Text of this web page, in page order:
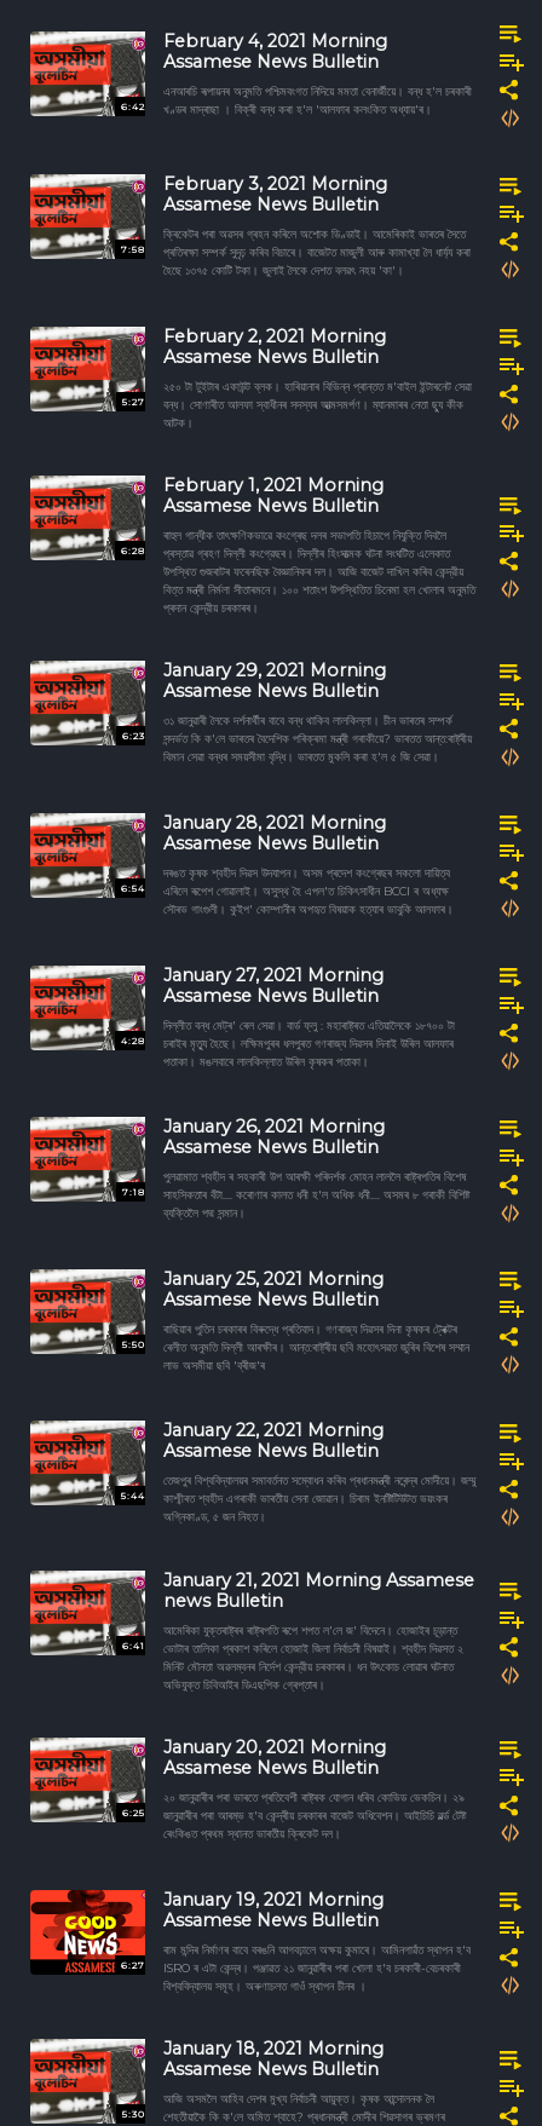
6:42
February 4, 2021 Morning
Assamese News Bulletin
এনআৰচি ৰূপায়নৰ অনুমতি পশ্চিমবংগত নিদিয়ে মমতা বেনাৰ্জীয়ে। বন্ধ হ'ল চৰকাৰী
খণ্ডৰ মাদ্ৰাছা । বিক্ৰী বন্ধ কৰা হ'ল 'আলফাৰ কলংকিত অধ্যায়'ৰ।
7:58
February 3, 2021 Morning
Assamese News Bulletin
ক্ৰিকেটৰ পৰা অৱসৰ গ্ৰহন কৰিলে অশোক ডিণ্ডাই। আমেৰিকাই ভাৰতৰ সৈতে
প্ৰতিৰক্ষা সম্পৰ্ক সুদৃঢ় কৰিব বিচাৰে। বাজেটত মাজুলী আৰু কামাখ্যা লৈ ধাৰ্য্য কৰা
হৈছে ১৩৭৫ কোটি টকা। জুলাই লৈকে দেশত বলৱৎ নহয় 'কা'।
5:27
February 2, 2021 Morning
Assamese News Bulletin
২৫০ টা টুইটাৰ একাউন্ট ব্লক। হাৰিয়ানাৰ বিভিন্ন প্ৰান্তত ম'বাইল ইন্টাৰনেট সেৱা
বন্ধ। সোণাৰীত আলফা স্বাধীনৰ সদস্যৰ আত্মসমর্পণ। ম্যানমাৰৰ নেতা ছ্যু কীক
আটক।
6:28
February 1, 2021 Morning
Assamese News Bulletin
ৰাহুল গান্ধীক তাৎক্ষণিকভাৱে কংগ্ৰেছ দলৰ সভাপতি হিচাপে নিযুক্তি দিবলৈ
প্ৰস্তাৱ গ্ৰহণ দিল্লী কংগ্রেছৰ। দিল্লীৰ হিংসাত্মক ঘটনা সংঘটিত এলেকাত
উপস্থিত গুজৰাটৰ ফৰেনছিক বৈজ্ঞানিকৰ দল। আজি বাজেট দাখিল কৰিব কেন্দ্রীয়
বিত্ত মন্ত্ৰী নিৰ্মলা সীতাৰমনে। ১০০ শতাংশ উপস্থিতিত চিনেমা হল খোলাৰ অনুমতি
প্ৰদান কেন্দ্রীয় চৰকাৰৰ।
6:23
January 29, 2021 Morning
Assamese News Bulletin
৩১ জানুৱাৰী লৈকে দৰ্শনাৰ্থীৰ বাবে বন্ধ থাকিব লালকিল্লা। চীন ভাৰতৰ সম্পর্ক
সন্দৰ্ভত কি ক'লে ভাৰতৰ বৈদেশিক পৰিক্ৰমা মন্ত্ৰী গৰাকীয়ে? ভাৰতত আন্ত:ৰাষ্ট্ৰীয়
বিমান সেৱা বন্ধৰ সময়সীমা বৃদ্ধি। ভাৰতত মুকলি কৰা হ'ল ৫ জি সেৱা।
6:54
January 28, 2021 Morning
Assamese News Bulletin
দৰঙত কৃষক শ্বহীদ দিৱস উদযাপন। অসম প্ৰদেশ কংগ্ৰেছৰ সকলো দায়িত্ব
এৰিলে ৰূপেশ গোৱালাই। অসুস্থ হৈ এপল'ত চিকিৎসাধীন BCCI ৰ অধ্যক্ষ
সৌৰভ গাংগুলী। কুইপ' কোম্পানীৰ অপহৃত বিষয়াক হত্যাৰ ভাবুকি আলফাৰ।
4:28
January 27, 2021 Morning
Assamese News Bulletin
দিল্লীত বন্ধ মেট্ৰ' ৰেল সেৱা। বাৰ্ড ফ্লু : মহাৰাষ্ট্ৰত এতিয়ালৈকে ১৮৭০০ টা
চৰাইৰ মৃত্যু হৈছে। লক্ষিমপুৰৰ ধলপুৰত গণৰাজ্য দিৱসৰ দিনাই উৰিল আলফাৰ
পতাকা। মঙলবাৰে লালকিল্লাত উৰিল কৃষকৰ পতাকা।
7:18
January 26, 2021 Morning
Assamese News Bulletin
পুলৱামাত শ্বহীদ ৰ সহকাৰী উপ আৰক্ষী পৰিদৰ্শক মোহন লাললৈ ৰাষ্ট্ৰপতিৰ বিশেষ
সাহসিকতাৰ বঁটা.... কৰোণাৰ কালত ধনী হ'ল অধিক ধনী.... অসমৰ ৮ গৰাকী বিশিষ্ট
ব্যক্তিলৈ পদ্ম সন্মান।
5:50
January 25, 2021 Morning
Assamese News Bulletin
ৰাছিয়াৰ পুতিন চৰকাৰৰ বিৰুদ্ধে প্ৰতিবাদ। গণৰাজ্য দিৱসৰ দিনা কৃষকৰ ট্ৰেক্টৰ
ৰেলীত অনুমতি দিল্লী আৰক্ষীৰ। আন্ত:ৰাষ্ট্ৰীয় ছবি মহোৎসৱত জুৰিৰ বিশেষ সম্মান
লাভ অসমীয়া ছবি 'ব্ৰীজ'ৰ
5:44
January 22, 2021 Morning
Assamese News Bulletin
তেজপুৰ বিশ্ববিদ্যালয়ৰ সমাবৰ্তনত সম্বোধন কৰিব প্ৰধানমন্ত্ৰী নৰেন্দ্ৰ মোদীয়ে। জম্মু
কাশ্মীৰত শ্বহীদ এগৰাকী ভাৰতীয় সেনা জোৱান। চিৰাম ইনষ্টিটিউটত ভয়ংকৰ
অগ্নিকাণ্ড, ৫ জন নিহত।
6:41
January 21, 2021 Morning Assamese
news Bulletin
আমেৰিকা যুক্তৰাষ্ট্ৰৰ ৰাষ্ট্ৰপতি ৰূপে শপত ল'লে জ' বিদেনে। হোজাইৰ চূড়ান্ত
ভোটাৰ তালিকা প্ৰকাশ কৰিলে হোজাই জিলা নিৰ্বাচনী বিষয়াই। শ্বহীদ দিৱসত ২
মিনিট মৌনতা অৱলম্বনৰ নিৰ্দেশ কেন্দ্রীয় চৰকাৰৰ। ধন উৎকোচ লোৱাৰ ঘটনাত
অভিযুক্ত চিবিআইৰ ডিএছপিক গ্ৰেপ্তাৰ।
6:25
January 20, 2021 Morning
Assamese News Bulletin
২০ জানুৱাৰীৰ পৰা ভাৰতে প্ৰতিবেশী ৰাষ্ট্ৰক যোগান ধৰিব কোভিড ভেকচিন। ২৯
জানুৱাৰীৰ পৰা আৰম্ভ হ'ব কেন্দ্ৰীয় চৰকাৰৰ বাজেট অধিবেশন। আইচিচি ৱৰ্ল্ড টেষ্ট
ৰেংকিঙত প্ৰথম স্থানত ভাৰতীয় ক্ৰিকেট দল।
6:27
January 19, 2021 Morning
Assamese News Bulletin
ৰাম মন্দিৰ নিৰ্মাণৰ বাবে বৰঙনি আগবঢ়ালে অক্ষয় কুমাৰে। আমিনগাৱঁত স্থাপন হ'ব
ISRO ৰ এটা কেন্দ্ৰ। পঞ্জাৱত ২১ জানুৱাৰীৰ পৰা খোলা হ'ব চৰকাৰী-বেচৰকাৰী
বিশ্ববিদ্যালয় সমূহ। অৰুণাচলত গাওঁ স্থাপন চীনৰ ।
5:30
January 18, 2021 Morning
Assamese News Bulletin
আজি অসমলৈ আহিব দেশৰ মুখ্য নিৰ্বাচনী আয়ুক্ত। কৃষক আন্দোলনক লৈ
শেহতীয়াকৈ কি ক'লে অমিত শ্বাহে? প্ৰধানমন্ত্ৰী মোদীৰ শিৱসাগৰ ভ্ৰমণৰ